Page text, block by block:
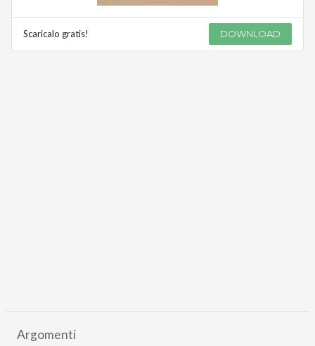
Scaricalo gratis! DOWNLOAD
Argomenti